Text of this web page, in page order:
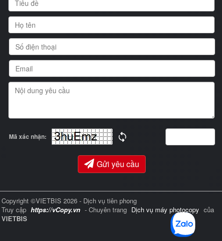
Mã xác nhận:
Gửi yêu cầu
Copyright ©VIETBIS 2026 - Dịch vụ tiên phong
Truy cập https://vCopy.vn - Chuyên trang Dịch vụ máy photocopy của
VIETBIS